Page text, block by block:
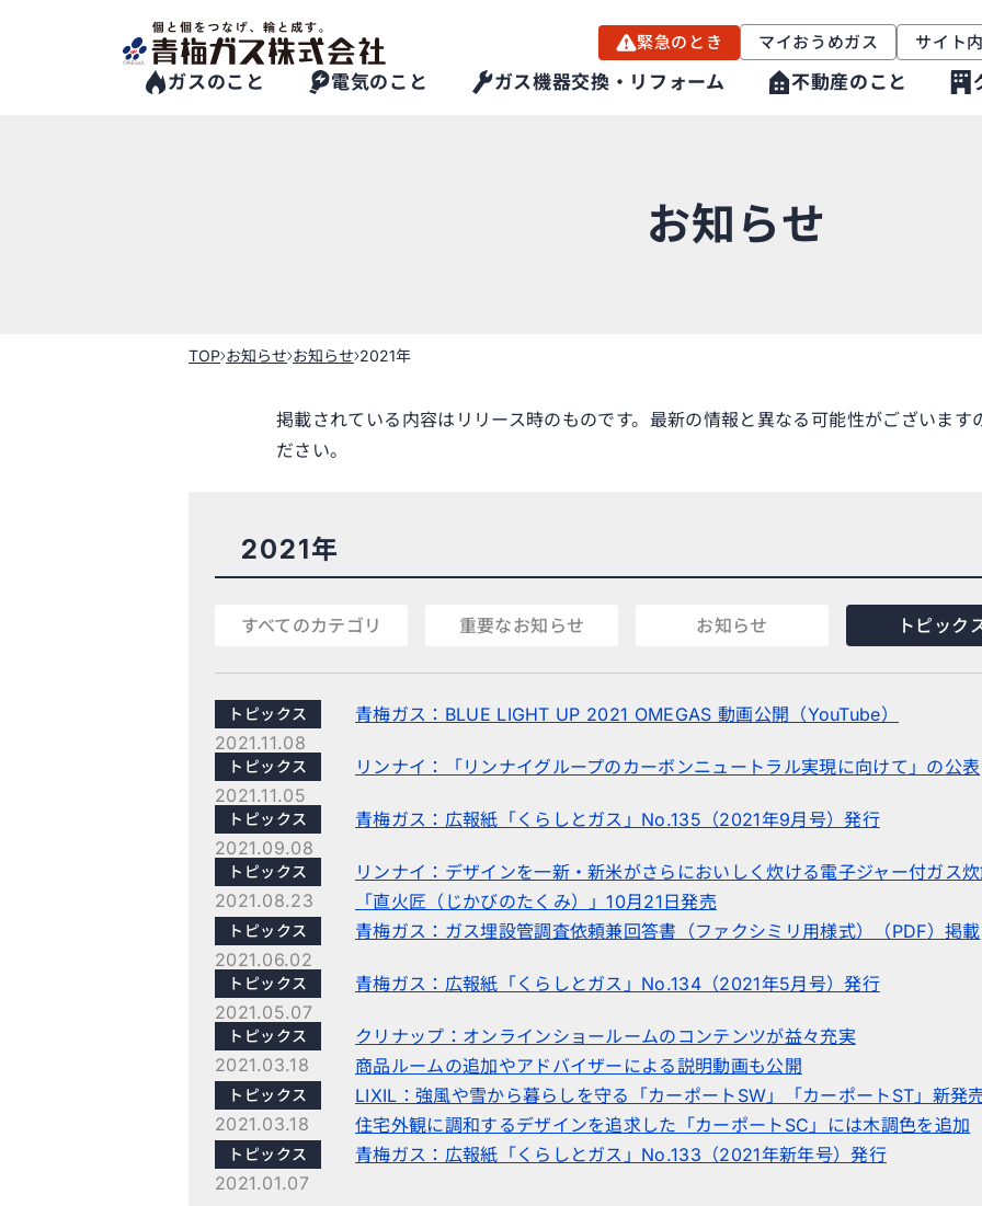
緊急のとき マイおうめガス サイト
ガスのこと 電気のこと ガス機器交換・リフォーム 不動産のこと
お知らせ
TOP お知らせ お知らせ 2021年
掲載されている内容はリリース時のものです。最新の情報と異なる可能性がございます
ださい。
2021年
すべてのカテゴリ 重要なお知らせ お知らせ トピック
トピックス
2021.11.08
青梅ガス：BLUE LIGHT UP 2021 OMEGAS 動画公開（YouTube）
トピックス
2021.11.05
リンナイ：「リンナイグループのカーボンニュートラル実現に向けて」の公表
トピックス
2021.09.08
青梅ガス：広報紙「くらしとガス」No.135（2021年9月号）発行
トピックス
2021.08.23
リンナイ：デザインを一新・新米がさらにおいしく炊ける電子ジャー付ガス
「直火匠（じかびのたくみ）」10月21日発売
トピックス
2021.06.02
青梅ガス：ガス埋設管調査依頼兼回答書（ファクシミリ用様式）（PDF）掲載
トピックス
2021.05.07
青梅ガス：広報紙「くらしとガス」No.134（2021年5月号）発行
トピックス
2021.03.18
クリナップ：オンラインショールームのコンテンツが益々充実
商品ルームの追加やアドバイザーによる説明動画も公開
トピックス
2021.03.18
LIXIL：強風や雪から暮らしを守る「カーポートSW」「カーポートST」新発
住宅外観に調和するデザインを追求した「カーポートSC」には木調色を追加
トピックス
2021.01.07
青梅ガス：広報紙「くらしとガス」No.133（2021年新年号）発行